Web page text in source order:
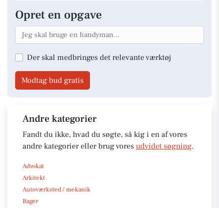
Opret en opgave
Der skal medbringes det relevante værktøj
Modtag bud gratis
Andre kategorier
Fandt du ikke, hvad du søgte, så kig i en af vores
andre kategorier eller brug vores udvidet søgning.
Advokat
Arkitekt
Autoværksted / mekanik
Bager